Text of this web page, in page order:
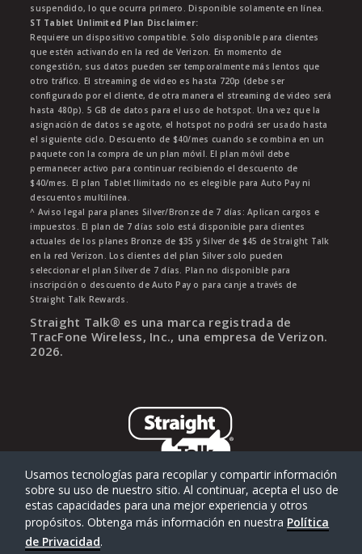
suspendido, lo que ocurra primero. Disponible solamente en línea.
ST Tablet Unlimited Plan Disclaimer:
Requiere un dispositivo compatible. Solo disponible para clientes
que estén activando en la red de Verizon. En momento de
congestión, sus datos pueden ser temporalmente más lentos que
otro tráfico. El streaming de video es hasta 720p (debe ser
configurado por el cliente, de otra manera el streaming de video será
hasta 480p). 5 GB de datos para el uso de hotspot. Una vez que la
asignación de datos se agote, el hotspot no podrá ser usado hasta
el siguiente ciclo. Descuento de $40/mes cuando se combina en un
paquete con la compra de un plan móvil. El plan móvil debe
permanecer activo para continuar recibiendo el descuento de
$40/mes. El plan Tablet Ilimitado no es elegible para Auto Pay ni
descuentos multilínea.
^ Aviso legal para planes Silver/Bronze de 7 días: Aplican cargos e
impuestos. El plan de 7 días solo está disponible para clientes
actuales de los planes Bronze de $35 y Silver de $45 de Straight Talk
en la red Verizon. Los clientes del plan Silver solo pueden
seleccionar el plan Silver de 7 días. Plan no disponible para
inscripción o descuento de Auto Pay o para canje a través de
Straight Talk Rewards.
Straight Talk® es una marca registrada de
TracFone Wireless, Inc., una empresa de Verizon.
2026.
Usamos tecnologías para recopilar y compartir información
sobre su uso de nuestro sitio. Al continuar, acepta el uso de
estas capacidades para una mejor experiencia y otros
propósitos. Obtenga más información en nuestra Política
de Privacidad.